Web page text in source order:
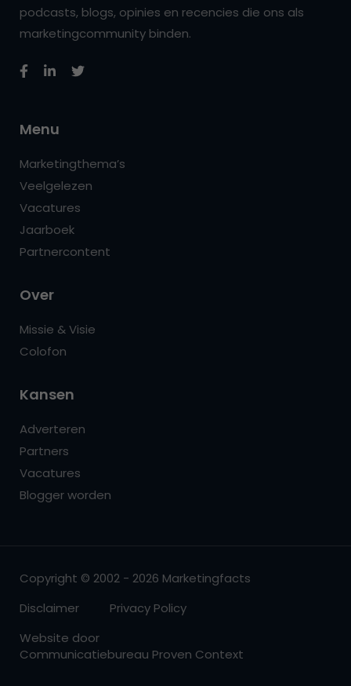
podcasts, blogs, opinies en recencies die ons als
marketingcommunity binden.
Menu
Marketingthema’s
Veelgelezen
Vacatures
Jaarboek
Partnercontent
Over
Missie & Visie
Colofon
Kansen
Adverteren
Partners
Vacatures
Blogger worden
Copyright © 2002 - 2026 Marketingfacts
Disclaimer
Privacy Policy
Website door
Communicatiebureau Proven Context